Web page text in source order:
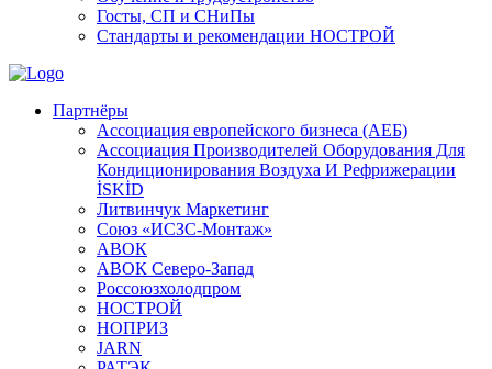
Госты, СП и СНиПы
Стандарты и рекомендации НОСТРОЙ
Партнёры
Ассоциация европейского бизнеса (АЕБ)
Aссоциация Производителей Оборудования Для
Кондиционирования Воздуха И Рефрижерации
İSKİD
Литвинчук Маркетинг
Союз «ИСЗС-Монтаж»
АВОК
АВОК Северо-Запад
Россоюзхолодпром
НОСТРОЙ
НОПРИЗ
JARN